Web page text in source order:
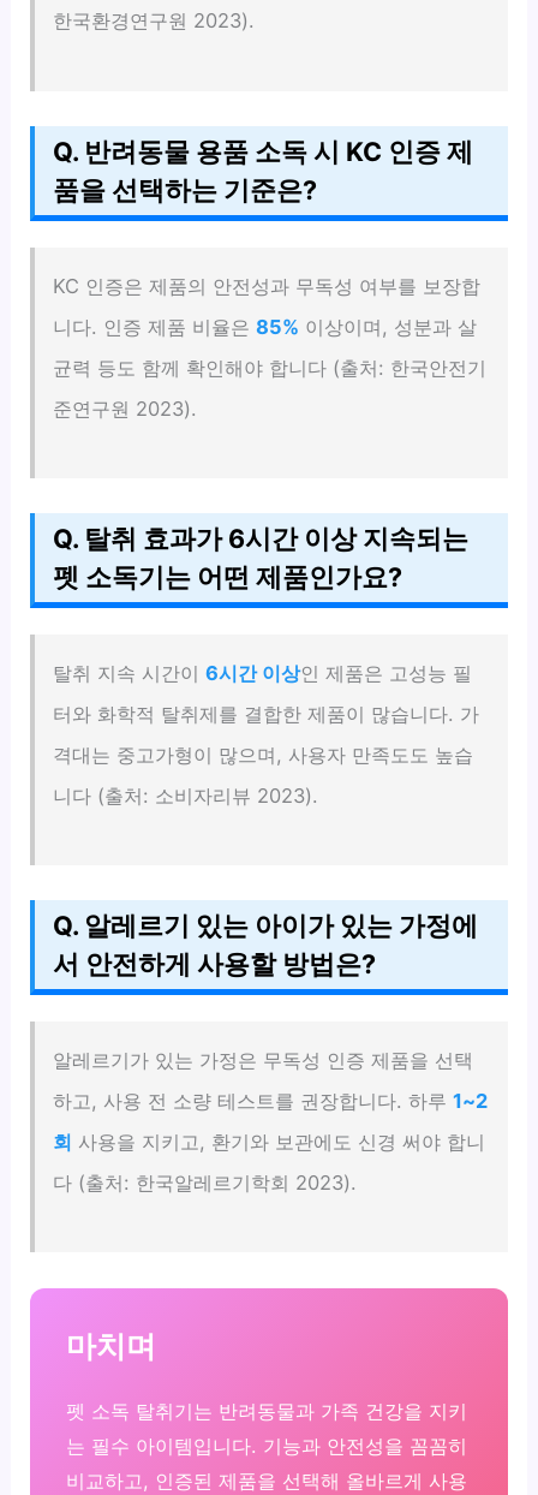
한국환경연구원 2023).
Q. 반려동물 용품 소독 시 KC 인증 제
품을 선택하는 기준은?
KC 인증은 제품의 안전성과 무독성 여부를 보장합
니다. 인증 제품 비율은85% 이상이며, 성분과 살
균력 등도 함께 확인해야 합니다 (출처: 한국안전기
준연구원 2023).
Q. 탈취 효과가 6시간 이상 지속되는
펫 소독기는 어떤 제품인가요?
탈취 지속 시간이6시간 이상인 제품은 고성능 필
터와 화학적 탈취제를 결합한 제품이 많습니다. 가
격대는 중고가형이 많으며, 사용자 만족도도 높습
니다 (출처: 소비자리뷰 2023).
Q. 알레르기 있는 아이가 있는 가정에
서 안전하게 사용할 방법은?
알레르기가 있는 가정은 무독성 인증 제품을 선택
하고, 사용 전 소량 테스트를 권장합니다. 하루1~2
회 사용을 지키고, 환기와 보관에도 신경 써야 합니
다 (출처: 한국알레르기학회 2023).
마치며
펫 소독 탈취기는 반려동물과 가족 건강을 지키
는 필수 아이템입니다. 기능과 안전성을 꼼꼼히
비교하고, 인증된 제품을 선택해 올바르게 사용